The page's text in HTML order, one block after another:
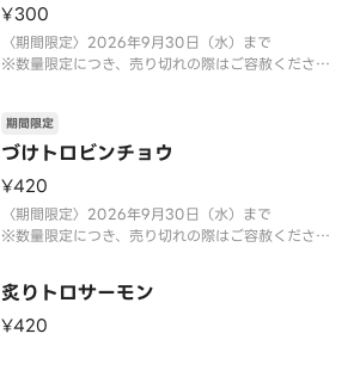
¥300
〈期間限定〉2026年9月30日（水）まで
※数量限定につき、売り切れの際はご容赦くださ
づけトロビンチョウ
期間限定
¥420
〈期間限定〉2026年9月30日（水）まで
※数量限定につき、売り切れの際はご容赦くださ
炙りトロサーモン
¥420